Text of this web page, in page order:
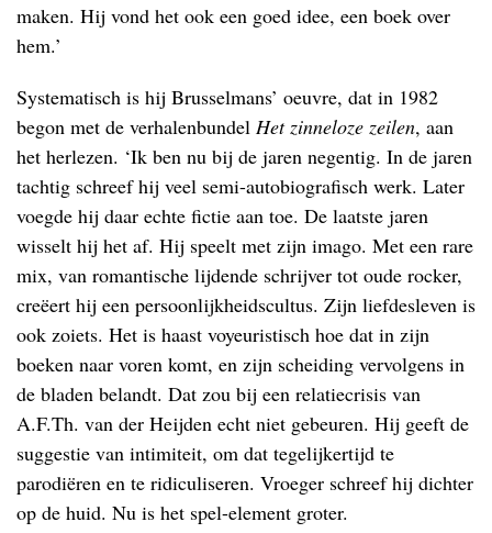
maken. Hij vond het ook een goed idee, een boek over
hem.’
Systematisch is hij Brusselmans’ oeuvre, dat in 1982
begon met de verhalenbundel Het zinneloze zeilen, aan
het herlezen. ‘Ik ben nu bij de jaren negentig. In de jaren
tachtig schreef hij veel semi-autobiografisch werk. Later
voegde hij daar echte fictie aan toe. De laatste jaren
wisselt hij het af. Hij speelt met zijn imago. Met een rare
mix, van romantische lijdende schrijver tot oude rocker,
creëert hij een persoonlijkheidscultus. Zijn liefdesleven is
ook zoiets. Het is haast voyeuristisch hoe dat in zijn
boeken naar voren komt, en zijn scheiding vervolgens in
de bladen belandt. Dat zou bij een relatiecrisis van
A.F.Th. van der Heijden echt niet gebeuren. Hij geeft de
suggestie van intimiteit, om dat tegelijkertijd te
parodiëren en te ridiculiseren. Vroeger schreef hij dichter
op de huid. Nu is het spel-element groter.